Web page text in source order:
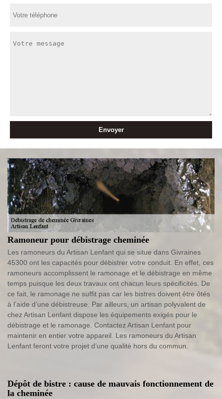
Ramoneur pour débistrage cheminée
Les ramoneurs du Artisan Lenfant qui se situe dans Givraines
45300 ont les capacités pour débistrer votre conduit. En effet, ces
ramoneurs accomplissent le ramonage et le débistrage en même
temps puisque les deux travaux ont chacun leurs spécificités. De
ce fait, le ramonage ne suffit pas car les bistres doivent être ôtés
à l’aide d’une débistreuse. Par ailleurs, un artisan polyvalent de
chez Artisan Lenfant dispose les équipements exigés pour le
débistrage et le ramonage. Contactez Artisan Lenfant pour
maintenir en entier votre appareil. Les ramoneurs du Artisan
Lenfant feront votre projet d’une qualité hors du commun.
Dépôt de bistre : cause de mauvais fonctionnement de
la cheminée